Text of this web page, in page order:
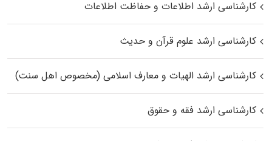
کارشناسی ارشد اطلاعات و حفاظت اطلاعات
کارشناسی ارشد علوم قرآن و حدیث
کارشناسی ارشد الهیات و معارف اسلامی (مخصوص اهل سنت)
کارشناسی ارشد فقه و حقوق